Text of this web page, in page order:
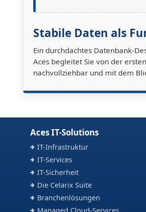
Stabile Daten als
Ein durchdachtes Datenbank-
Aces begleitet Sie von der
nachvollziehbar und mit dem
Aces IT-Solutions
IT-Infrastruktur
IT-Services
IT-Sicherheit
Die Celarix Suite
Branchenlösungen